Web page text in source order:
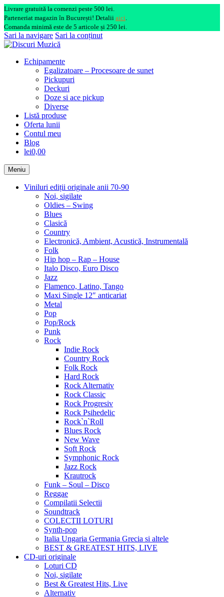
Livrare gratuită la comenzi peste 500 lei.
Parteneriat magazin în București! Detalii aici.
Comanda minimă este de 5 articole și 250 lei.
Sari la navigare Sari la conținut
Echipamente
Egalizatoare – Procesoare de sunet
Pickupuri
Deckuri
Doze si ace pickup
Diverse
Listă produse
Oferta lunii
Contul meu
Blog
lei0,00
Meniu
Viniluri ediții originale anii 70-90
Noi, sigilate
Oldies – Swing
Blues
Clasică
Country
Electronică, Ambient, Acustică, Instrumentală
Folk
Hip hop – Rap – House
Italo Disco, Euro Disco
Jazz
Flamenco, Latino, Tango
Maxi Single 12″ anticariat
Metal
Pop
Pop/Rock
Punk
Rock
Indie Rock
Country Rock
Folk Rock
Hard Rock
Rock Alternativ
Rock Classic
Rock Progresiv
Rock Psihedelic
Rock`n`Roll
Blues Rock
New Wave
Soft Rock
Symphonic Rock
Jazz Rock
Krautrock
Funk – Soul – Disco
Reggae
Compilatii Selectii
Soundtrack
COLECTII LOTURI
Synth-pop
Italia Ungaria Germania Grecia si altele
BEST & GREATEST HITS, LIVE
CD-uri originale
Loturi CD
Noi, sigilate
Best & Greatest Hits, Live
Alternativ